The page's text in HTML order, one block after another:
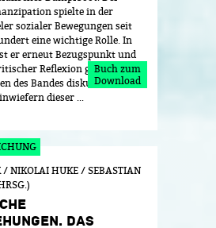
spielte in der
sozialer Bewegungen seit
eine wichtige Rolle. In
er erneut Bezugspunkt und
Reflexion geworden.
des Bandes diskutieren die
dieser ...
Buch zum
Download
/ NIKOLAI HUKE / SEBASTIAN
DAS